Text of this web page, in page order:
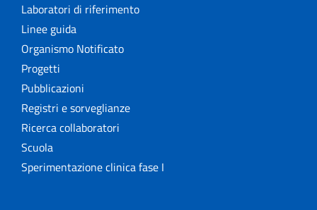
Laboratori di riferimento
Linee guida
Organismo Notificato
Progetti
Pubblicazioni
Registri e sorveglianze
Ricerca collaboratori
Scuola
Sperimentazione clinica fase I